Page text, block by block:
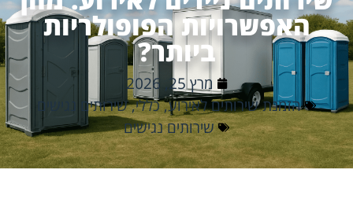
האפשרויות הפופולריות
ביותר?
מרץ 25, 2026
הזמנת שירותים לאירוע,כללי,שירותים נגישים
שירותים נגישים